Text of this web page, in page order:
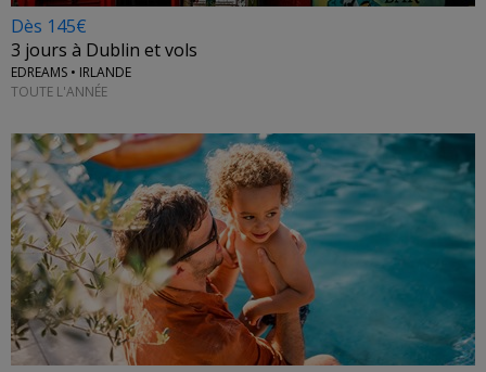
Dès 145€
3 jours à Dublin et vols
EDREAMS • IRLANDE
TOUTE L'ANNÉE